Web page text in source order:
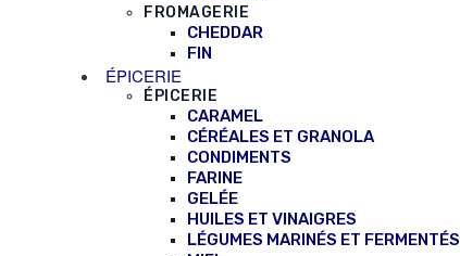
FROMAGERIE
CHEDDAR
FIN
ÉPICERIE
ÉPICERIE
CARAMEL
CÉRÉALES ET GRANOLA
CONDIMENTS
FARINE
GELÉE
HUILES ET VINAIGRES
LÉGUMES MARINÉS ET FERMENTÉS